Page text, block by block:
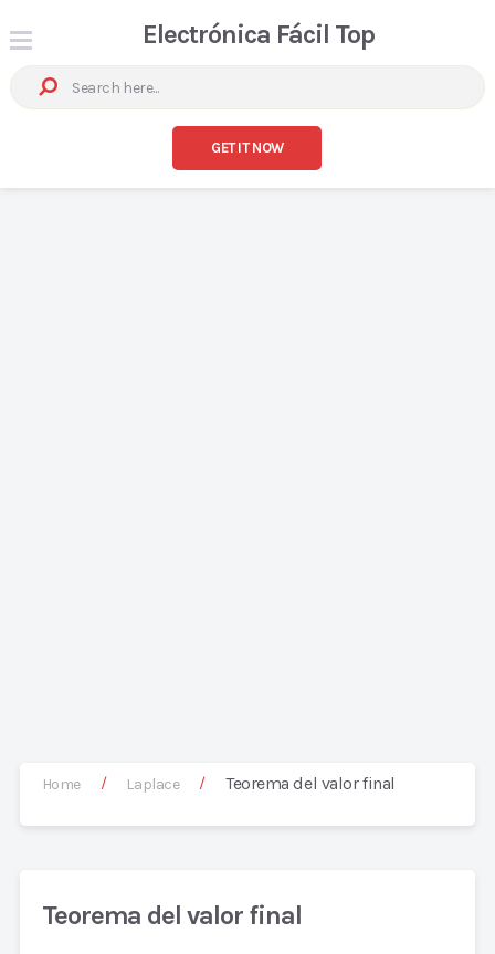
Electrónica Fácil Top
GET IT NOW
Home / Laplace / Teorema del valor final
Teorema del valor final